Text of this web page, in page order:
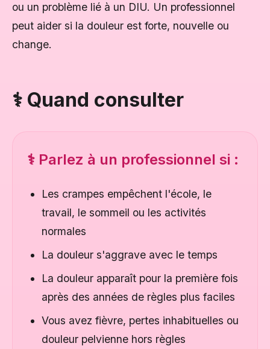
ou un problème lié à un DIU. Un professionnel
peut aider si la douleur est forte, nouvelle ou
change.
⚕️ Quand consulter
⚕️ Parlez à un professionnel si :
Les crampes empêchent l'école, le
travail, le sommeil ou les activités
normales
La douleur s'aggrave avec le temps
La douleur apparaît pour la première fois
après des années de règles plus faciles
Vous avez fièvre, pertes inhabituelles ou
douleur pelvienne hors règles